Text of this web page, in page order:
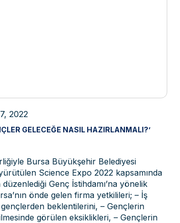
2022
GELECEĞE NASIL HAZIRLANMALI?’
Bursa Büyükşehir Belediyesi
Science Expo 2022 kapsamında
düzenlediği Genç İstihdamı’na yönelik
önde gelen firma yetkilileri; – İş
gençlerden beklentilerini, – Gençlerin
görülen eksiklikleri, – Gençlerin